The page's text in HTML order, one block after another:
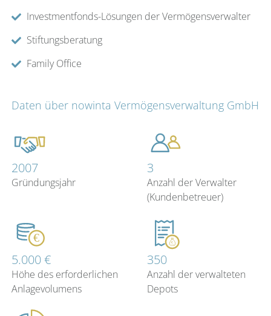
Investmentfonds-Lösungen der Vermögensverwalter
Stiftungsberatung
Family Office
Daten über nowinta Vermögensverwaltung GmbH
2007
Gründungsjahr
3
Anzahl der Verwalter
(Kundenbetreuer)
5.000 €
Höhe des erforderlichen
Anlagevolumens
350
Anzahl der verwalteten
Depots